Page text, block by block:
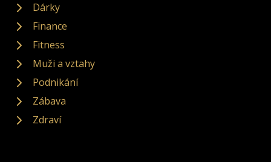
Dárky
Finance
Fitness
Muži a vztahy
Podnikání
Zábava
Zdraví